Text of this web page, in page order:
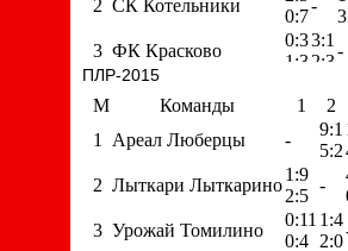
ПЛР-2015